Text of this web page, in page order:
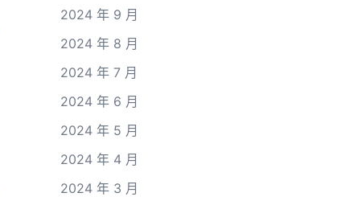
2024 年 9 月
2024 年 8 月
2024 年 7 月
2024 年 6 月
2024 年 5 月
2024 年 4 月
2024 年 3 月